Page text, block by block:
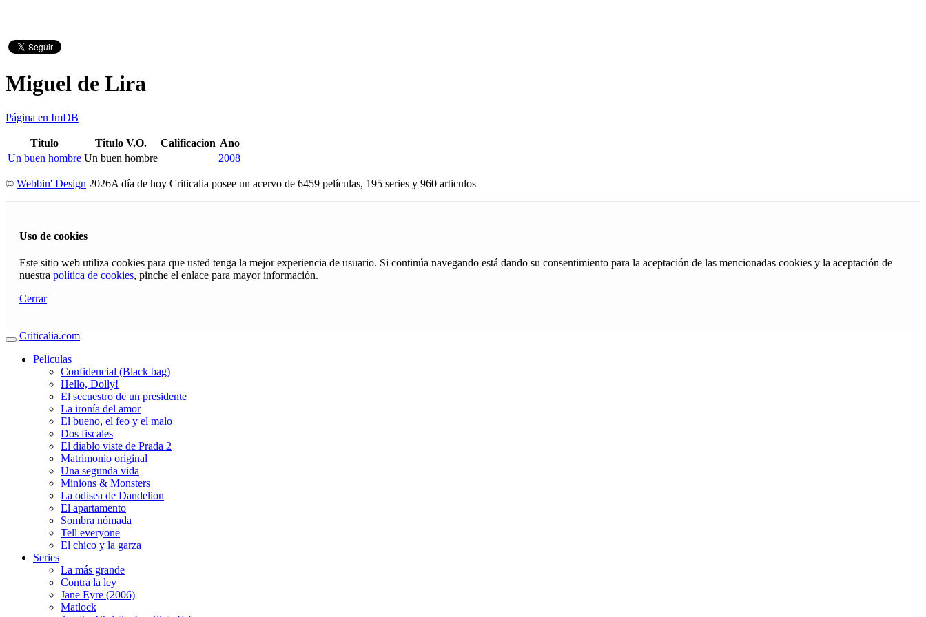
Miguel de Lira
Página en ImDB
Titulo Titulo V.O. Calificacion Ano
Un buen hombre Un buen hombre 2008
© Webbin' Design 2026A día de hoy Criticalia posee un acervo de 6459 películas, 195 series y 960 articulos
Uso de cookies
Este sitio web utiliza cookies para que usted tenga la mejor experiencia de usuario. Si continúa navegando está dando su consentimiento para la aceptación de las mencionadas cookies y la aceptación de
nuestra política de cookies, pinche el enlace para mayor información.
Cerrar
Criticalia.com
Peliculas
Confidencial (Black bag)
Hello, Dolly!
El secuestro de un presidente
La ironía del amor
El bueno, el feo y el malo
Dos fiscales
El diablo viste de Prada 2
Matrimonio original
Una segunda vida
Minions & Monsters
La odisea de Dandelion
El apartamento
Sombra nómada
Tell everyone
El chico y la garza
Series
La más grande
Contra la ley
Jane Eyre (2006)
Matlock